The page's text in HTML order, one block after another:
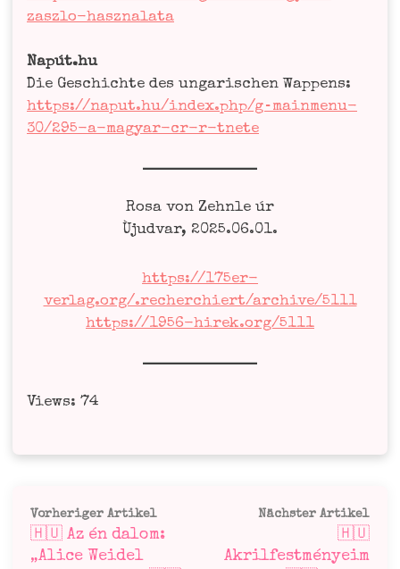
zaszlo-hasznalata
Napút.hu
Die Geschich­te des unga­ri­schen Wap­pens:
https://naput.hu/index.php/g‑mainmenu-
30/295-a-magyar-cr-r-tnete
Rosa von Zehn­le úr
Ùjud­var, 2025.06.01.
https://175er-
verlag.org/.recherchiert/archive/5111
https://1956-hirek.org/5111
Views: 74
Beitragsnavigation
Vorheriger ArtikelVorheriger
Artikel:
🇭🇺 Az én dalom:
„Alice Weidel
Nächster Artikel
🇭🇺
Akrilfestményeim